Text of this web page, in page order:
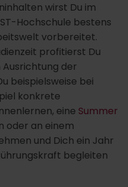
wirst Du im
Hochschule bestens
vorbereitet.
profitierst Du
der
beispielsweise bei
konkrete
eine Summer
oder an einem
und Dich ein Jahr
begleiten